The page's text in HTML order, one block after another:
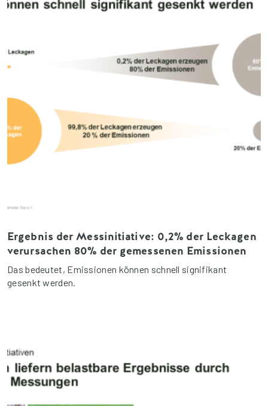
Ergebnis der Messinitiative: 0,2% der Leckagen
verursachen 80% der gemessenen Emissionen
Das bedeutet, Emissionen können schnell signifikant
gesenkt werden.